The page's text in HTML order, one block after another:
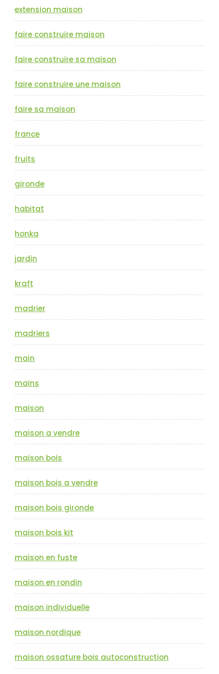
extension maison
faire construire maison
faire construire sa maison
faire construire une maison
faire sa maison
france
fruits
gironde
habitat
honka
jardin
kraft
madrier
madriers
main
mains
maison
maison a vendre
maison bois
maison bois a vendre
maison bois gironde
maison bois kit
maison en fuste
maison en rondin
maison individuelle
maison nordique
maison ossature bois autoconstruction